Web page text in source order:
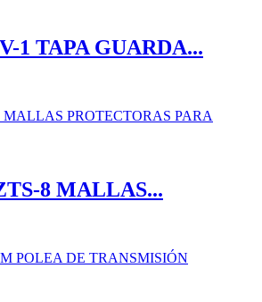
1 TAPA GUARDA...
8 MALLAS...